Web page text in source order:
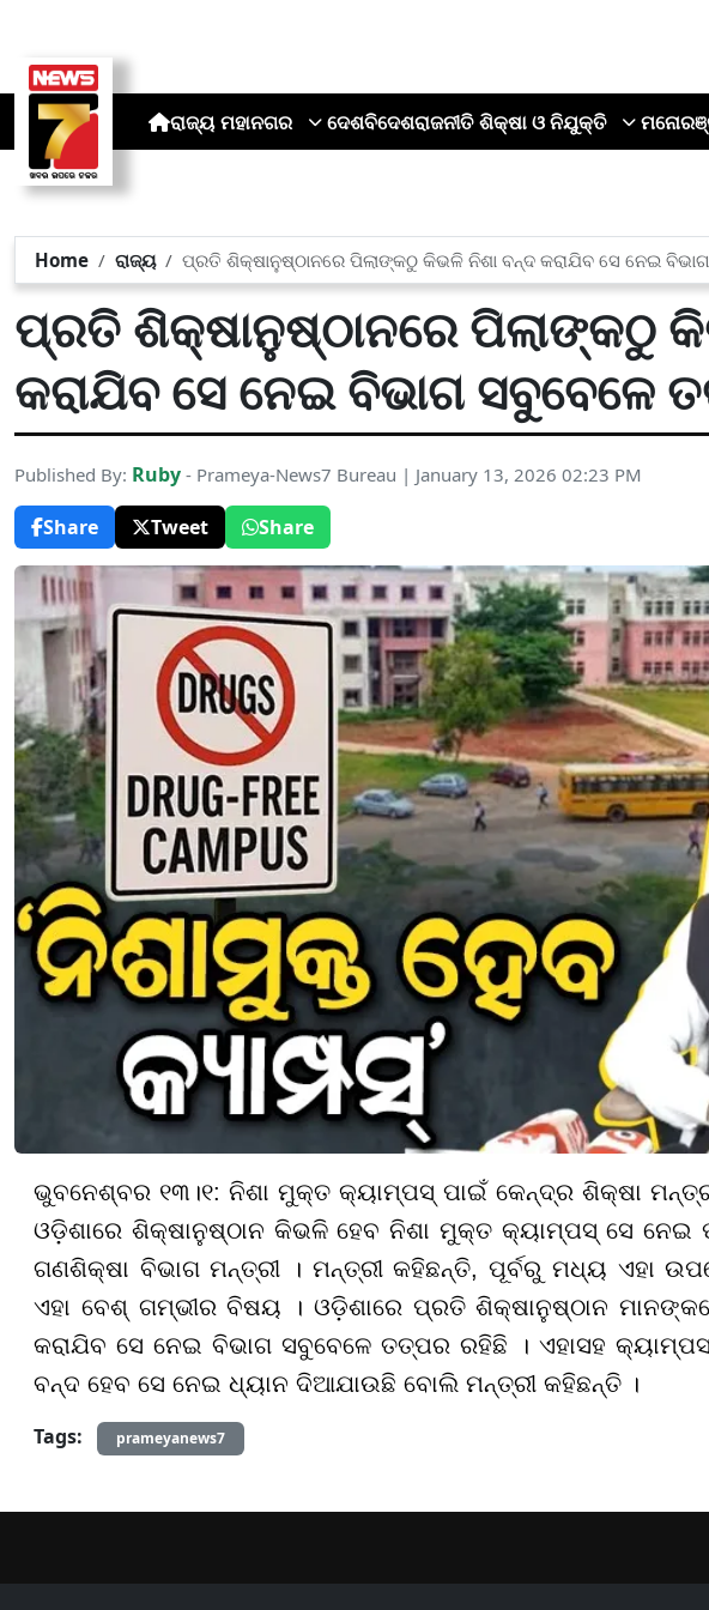
ରାଜ୍ୟ ମହାନଗର ଦେଶବିଦେଶରାଜନୀତି ଶିକ୍ଷା ଓ ନିଯୁକ୍ତି
Home ରାଜ୍ୟ ପ୍ରତି ଶିକ୍ଷାନୁଷ୍ଠାନରେ ପିଲାଙ୍କଠୁ କିଭଳି ନିଶା ବନ୍ଦ କରାଯିବ ସେ ନେଇ
ପ୍ରତି ଶିକ୍ଷାନୁଷ୍ଠାନରେ ପିଲାଙ୍କଠୁ
କରାଯିବ ସେ ନେଇ ବିଭାଗ ସବୁବେଳେ
Published By: Ruby - Prameya-News7 Bureau | January 13, 2026 02:23 PM
Share
Tweet Share
ଭୁବନେଶ୍ବର ୧୩।୧: ନିଶା ମୁକ୍ତ କ୍ୟାମ୍ପସ୍ ପାଇଁ କେନ୍ଦ୍ର ଶିକ୍ଷା
ଓଡ଼ିଶାରେ ଶିକ୍ଷାନୁଷ୍ଠାନ କିଭଳି ହେବ ନିଶା ମୁକ୍ତ କ୍ୟାମ୍ପସ୍ ସେ
ଗଣଶିକ୍ଷା ବିଭାଗ ମନ୍ତ୍ରୀ । ମନ୍ତ୍ରୀ କହିଛନ୍ତି, ପୂର୍ବରୁ ମଧ୍ୟ ଏହା
ଏହା ବେଶ୍ ଗମ୍ଭୀର ବିଷୟ । ଓଡ଼ିଶାରେ ପ୍ରତି ଶିକ୍ଷାନୁଷ୍ଠାନ
କରାଯିବ ସେ ନେଇ ବିଭାଗ ସବୁବେଳେ ତତ୍ପର ରହିଛି । ଏହାସହ
ବନ୍ଦ ହେବ ସେ ନେଇ ଧ୍ୟାନ ଦିଆଯାଉଛି ବୋଲି ମନ୍ତ୍ରୀ କହିଛନ୍ତି ।
Tags:
prameyanews7